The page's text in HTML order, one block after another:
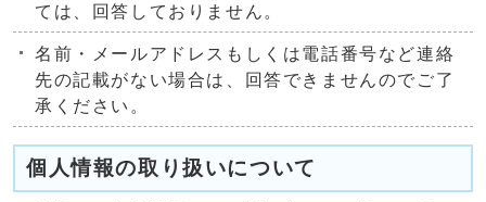
ては、回答しておりません。
名前・メールアドレスもしくは電話番号など連絡
先の記載がない場合は、回答できませんのでご了
承ください。
個人情報の取り扱いについて